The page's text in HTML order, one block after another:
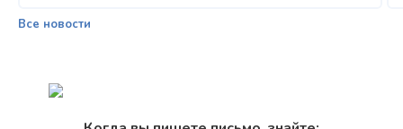
Все новости